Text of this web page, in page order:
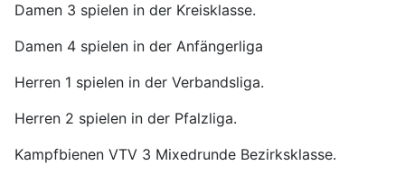
Damen 3 spielen in der Kreisklasse.
Damen 4 spielen in der Anfängerliga
Herren 1 spielen in der Verbandsliga.
Herren 2 spielen in der Pfalzliga.
Kampfbienen VTV 3 Mixedrunde Bezirksklasse.